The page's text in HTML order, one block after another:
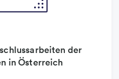
der
in Österreich